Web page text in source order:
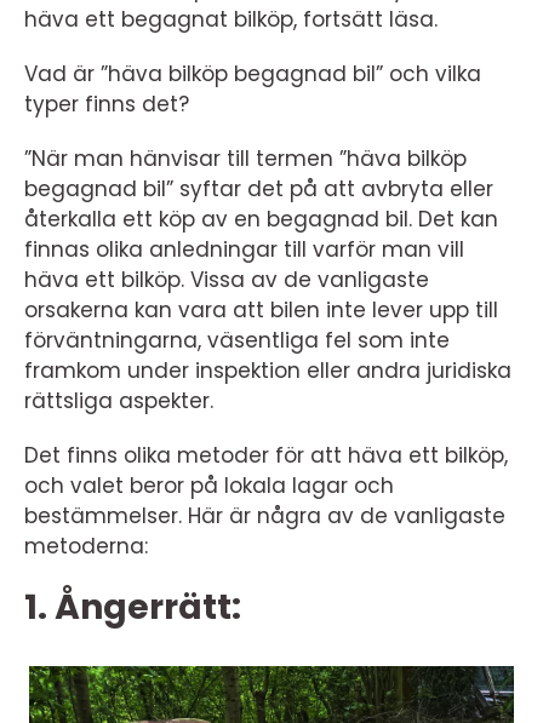
häva ett begagnat bilköp, fortsätt läsa.
Vad är ”häva bilköp begagnad bil” och vilka
typer finns det?
”När man hänvisar till termen ”häva bilköp
begagnad bil” syftar det på att avbryta eller
återkalla ett köp av en begagnad bil. Det kan
finnas olika anledningar till varför man vill
häva ett bilköp. Vissa av de vanligaste
orsakerna kan vara att bilen inte lever upp till
förväntningarna, väsentliga fel som inte
framkom under inspektion eller andra juridiska
rättsliga aspekter.
Det finns olika metoder för att häva ett bilköp,
och valet beror på lokala lagar och
bestämmelser. Här är några av de vanligaste
metoderna:
1. Ångerrätt: